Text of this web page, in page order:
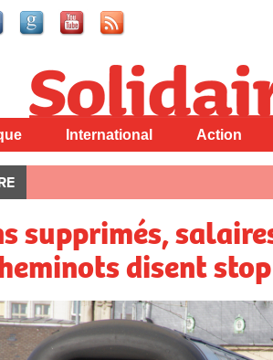
International Action
supprimés,
disent stop